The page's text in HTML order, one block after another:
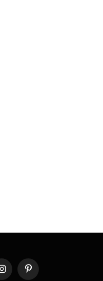
InstagramPinterest